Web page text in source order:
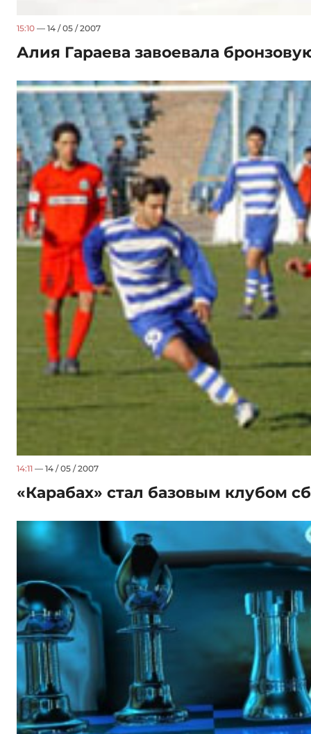
15:10 — 14 / 05 / 2007
Алия Гараева завоевала
14:11 — 14 / 05 / 2007
«Карабах» стал базовым клубом